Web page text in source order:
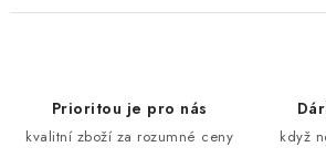
Prioritou je pro nás
kvalitní zboží za rozumné ceny
když